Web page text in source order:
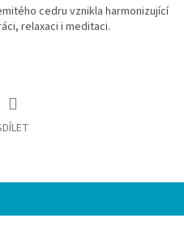
cedru vznikla harmonizující
relaxaci i meditaci.